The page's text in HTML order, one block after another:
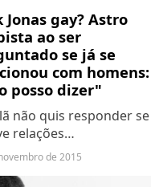
ID. Confira!
Jonas gay? Astro
ao ser
se já se
com homens:
posso dizer"
não quis responder se
relações
de 2015